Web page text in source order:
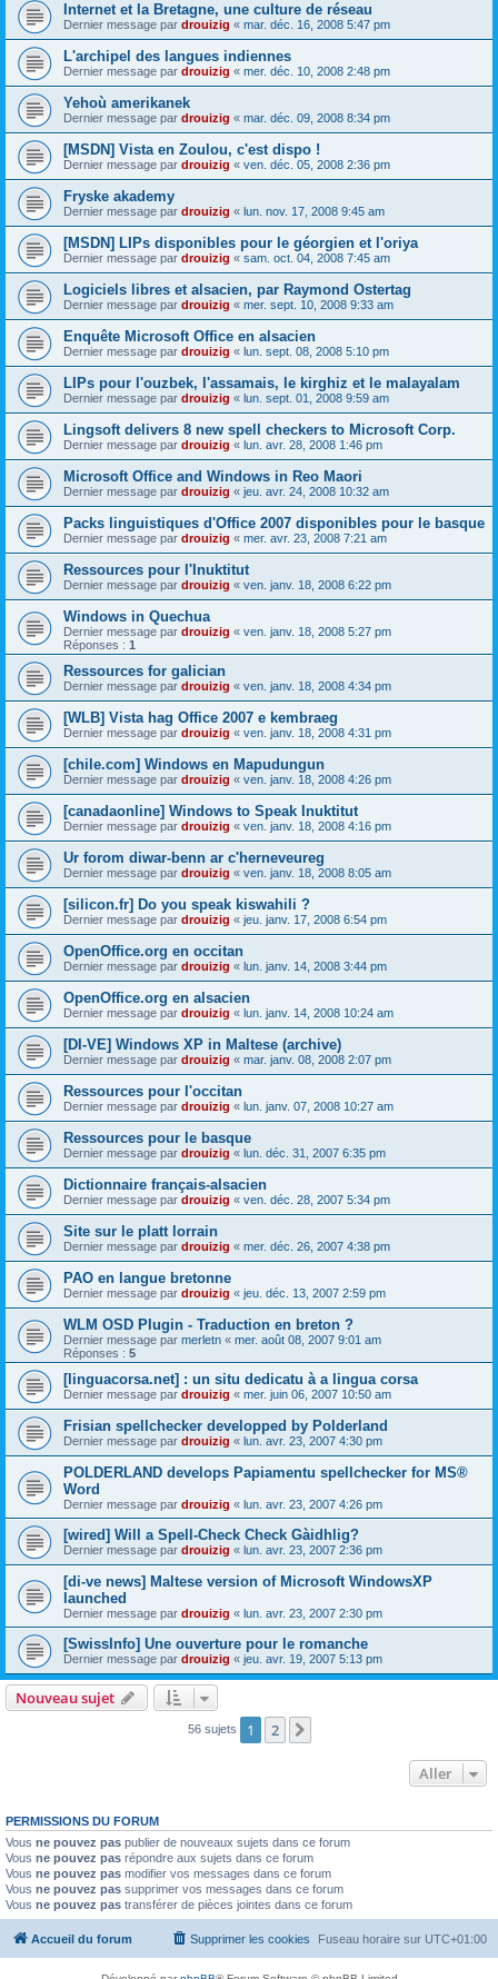
Internet et la Bretagne, une culture de réseau
Dernier message par drouizig « mar. déc. 16, 2008 5:47 pm
L'archipel des langues indiennes
Dernier message par drouizig « mer. déc. 10, 2008 2:48 pm
Yehoù amerikanek
Dernier message par drouizig « mar. déc. 09, 2008 8:34 pm
[MSDN] Vista en Zoulou, c'est dispo !
Dernier message par drouizig « ven. déc. 05, 2008 2:36 pm
Fryske akademy
Dernier message par drouizig « lun. nov. 17, 2008 9:45 am
[MSDN] LIPs disponibles pour le géorgien et l'oriya
Dernier message par drouizig « sam. oct. 04, 2008 7:45 am
Logiciels libres et alsacien, par Raymond Ostertag
Dernier message par drouizig « mer. sept. 10, 2008 9:33 am
Enquête Microsoft Office en alsacien
Dernier message par drouizig « lun. sept. 08, 2008 5:10 pm
LIPs pour l'ouzbek, l'assamais, le kirghiz et le malayalam
Dernier message par drouizig « lun. sept. 01, 2008 9:59 am
Lingsoft delivers 8 new spell checkers to Microsoft Corp.
Dernier message par drouizig « lun. avr. 28, 2008 1:46 pm
Microsoft Office and Windows in Reo Maori
Dernier message par drouizig « jeu. avr. 24, 2008 10:32 am
Packs linguistiques d'Office 2007 disponibles pour le basque
Dernier message par drouizig « mer. avr. 23, 2008 7:21 am
Ressources pour l'Inuktitut
Dernier message par drouizig « ven. janv. 18, 2008 6:22 pm
Windows in Quechua
Dernier message par drouizig « ven. janv. 18, 2008 5:27 pm
Réponses : 1
Ressources for galician
Dernier message par drouizig « ven. janv. 18, 2008 4:34 pm
[WLB] Vista hag Office 2007 e kembraeg
Dernier message par drouizig « ven. janv. 18, 2008 4:31 pm
[chile.com] Windows en Mapudungun
Dernier message par drouizig « ven. janv. 18, 2008 4:26 pm
[canadaonline] Windows to Speak Inuktitut
Dernier message par drouizig « ven. janv. 18, 2008 4:16 pm
Ur forom diwar-benn ar c'herneveureg
Dernier message par drouizig « ven. janv. 18, 2008 8:05 am
[silicon.fr] Do you speak kiswahili ?
Dernier message par drouizig « jeu. janv. 17, 2008 6:54 pm
OpenOffice.org en occitan
Dernier message par drouizig « lun. janv. 14, 2008 3:44 pm
OpenOffice.org en alsacien
Dernier message par drouizig « lun. janv. 14, 2008 10:24 am
[DI-VE] Windows XP in Maltese (archive)
Dernier message par drouizig « mar. janv. 08, 2008 2:07 pm
Ressources pour l'occitan
Dernier message par drouizig « lun. janv. 07, 2008 10:27 am
Ressources pour le basque
Dernier message par drouizig « lun. déc. 31, 2007 6:35 pm
Dictionnaire français-alsacien
Dernier message par drouizig « ven. déc. 28, 2007 5:34 pm
Site sur le platt lorrain
Dernier message par drouizig « mer. déc. 26, 2007 4:38 pm
PAO en langue bretonne
Dernier message par drouizig « jeu. déc. 13, 2007 2:59 pm
WLM OSD Plugin - Traduction en breton ?
Dernier message par merletn « mer. août 08, 2007 9:01 am
Réponses : 5
[linguacorsa.net] : un situ dedicatu à a lingua corsa
Dernier message par drouizig « mer. juin 06, 2007 10:50 am
Frisian spellchecker developped by Polderland
Dernier message par drouizig « lun. avr. 23, 2007 4:30 pm
POLDERLAND develops Papiamentu spellchecker for MS®
Word
Dernier message par drouizig « lun. avr. 23, 2007 4:26 pm
[wired] Will a Spell-Check Check Gàidhlig?
Dernier message par drouizig « lun. avr. 23, 2007 2:36 pm
[di-ve news] Maltese version of Microsoft WindowsXP
launched
Dernier message par drouizig « lun. avr. 23, 2007 2:30 pm
[SwissInfo] Une ouverture pour le romanche
Dernier message par drouizig « jeu. avr. 19, 2007 5:13 pm
Nouveau sujet
56 sujets 1 2
Aller
PERMISSIONS DU FORUM
Vous ne pouvez pas publier de nouveaux sujets dans ce forum
Vous ne pouvez pas répondre aux sujets dans ce forum
Vous ne pouvez pas modifier vos messages dans ce forum
Vous ne pouvez pas supprimer vos messages dans ce forum
Vous ne pouvez pas transférer de pièces jointes dans ce forum
Accueil du forum Fuseau horaire sur UTC+01:00
Supprimer les cookies